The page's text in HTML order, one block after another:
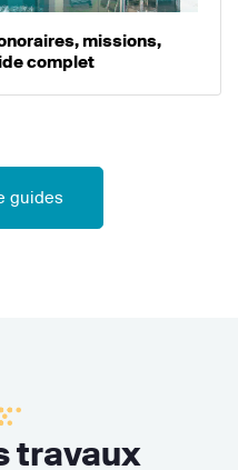
missions,
complet
guides
travaux